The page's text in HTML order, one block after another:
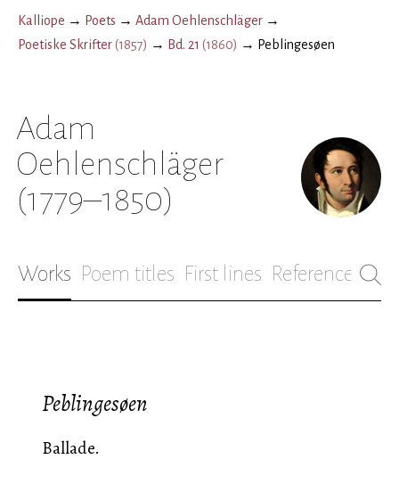
Kalliope → Poets → Adam Oehlenschläger →
Poetiske Skrifter(1857) → Bd. 21 (1860) → Peblingesøen
Adam
Oehlenschläger
(1779–1850)
Works Poem titles First lines References
Peblingesøen
Ballade.